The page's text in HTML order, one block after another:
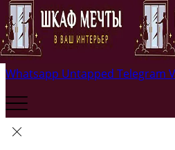
Whatsapp Untapped Telegram